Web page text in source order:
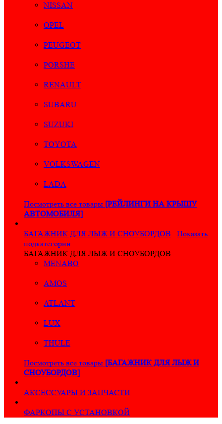
NISSAN
OPEL
PEUGEOT
PORSHE
RENAULT
SUBARU
SUZUKI
TOYOTA
VOLKSWAGEN
LADA
Посмотреть все товары [РЕЙЛИНГИ НА КРЫШУ
АВТОМОБИЛЯ]
БАГАЖНИК ДЛЯ ЛЫЖ И СНОУБОРДОВ
Показать
подкатегории
БАГАЖНИК ДЛЯ ЛЫЖ И СНОУБОРДОВ
MENABO
AMOS
ATLANT
LUX
THULE
Посмотреть все товары [БАГАЖНИК ДЛЯ ЛЫЖ И
СНОУБОРДОВ]
АКСЕССУАРЫ И ЗАПЧАСТИ
ФАРКОПЫ С УСТАНОВКОЙ